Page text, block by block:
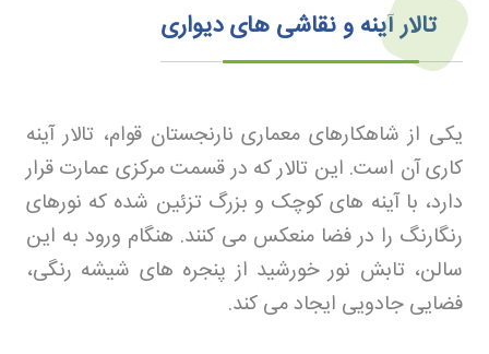
تالار آینه و نقاشی های دیواری
یکی از شاهکارهای معماری نارنجستان قوام، تالار آینه
کاری آن است. این تالار که در قسمت مرکزی عمارت قرار
دارد، با آینه های کوچک و بزرگ تزئین شده که نورهای
رنگارنگ را در فضا منعکس می کنند. هنگام ورود به این
سالن، تابش نور خورشید از پنجره های شیشه رنگی،
فضایی جادویی ایجاد می کند.